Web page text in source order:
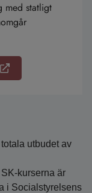
med statligt
utbudet av
kurserna är
i Socialstyrelsens